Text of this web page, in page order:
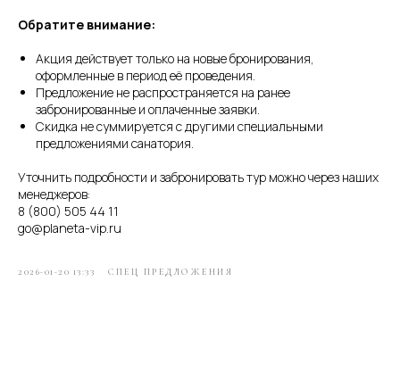
Обратите внимание:
Акция действует только на новые бронирования,
оформленные в период её проведения.
Предложение не распространяется на ранее
забронированные и оплаченные заявки.
Скидка не суммируется с другими специальными
предложениями санатория.
Уточнить подробности и забронировать тур можно через наших
менеджеров:
8 (800) 505 44 11
go@planeta-vip.ru
2026-01-20 13:33 СПЕЦ ПРЕДЛОЖЕНИЯ